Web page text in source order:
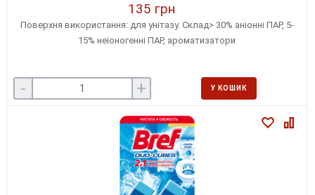
135 грн
Поверхня використання: для унітазу. Склад> 30% аніонні ПАР, 5-
15% неіоногенні ПАР, ароматизатори
- + У КОШИК